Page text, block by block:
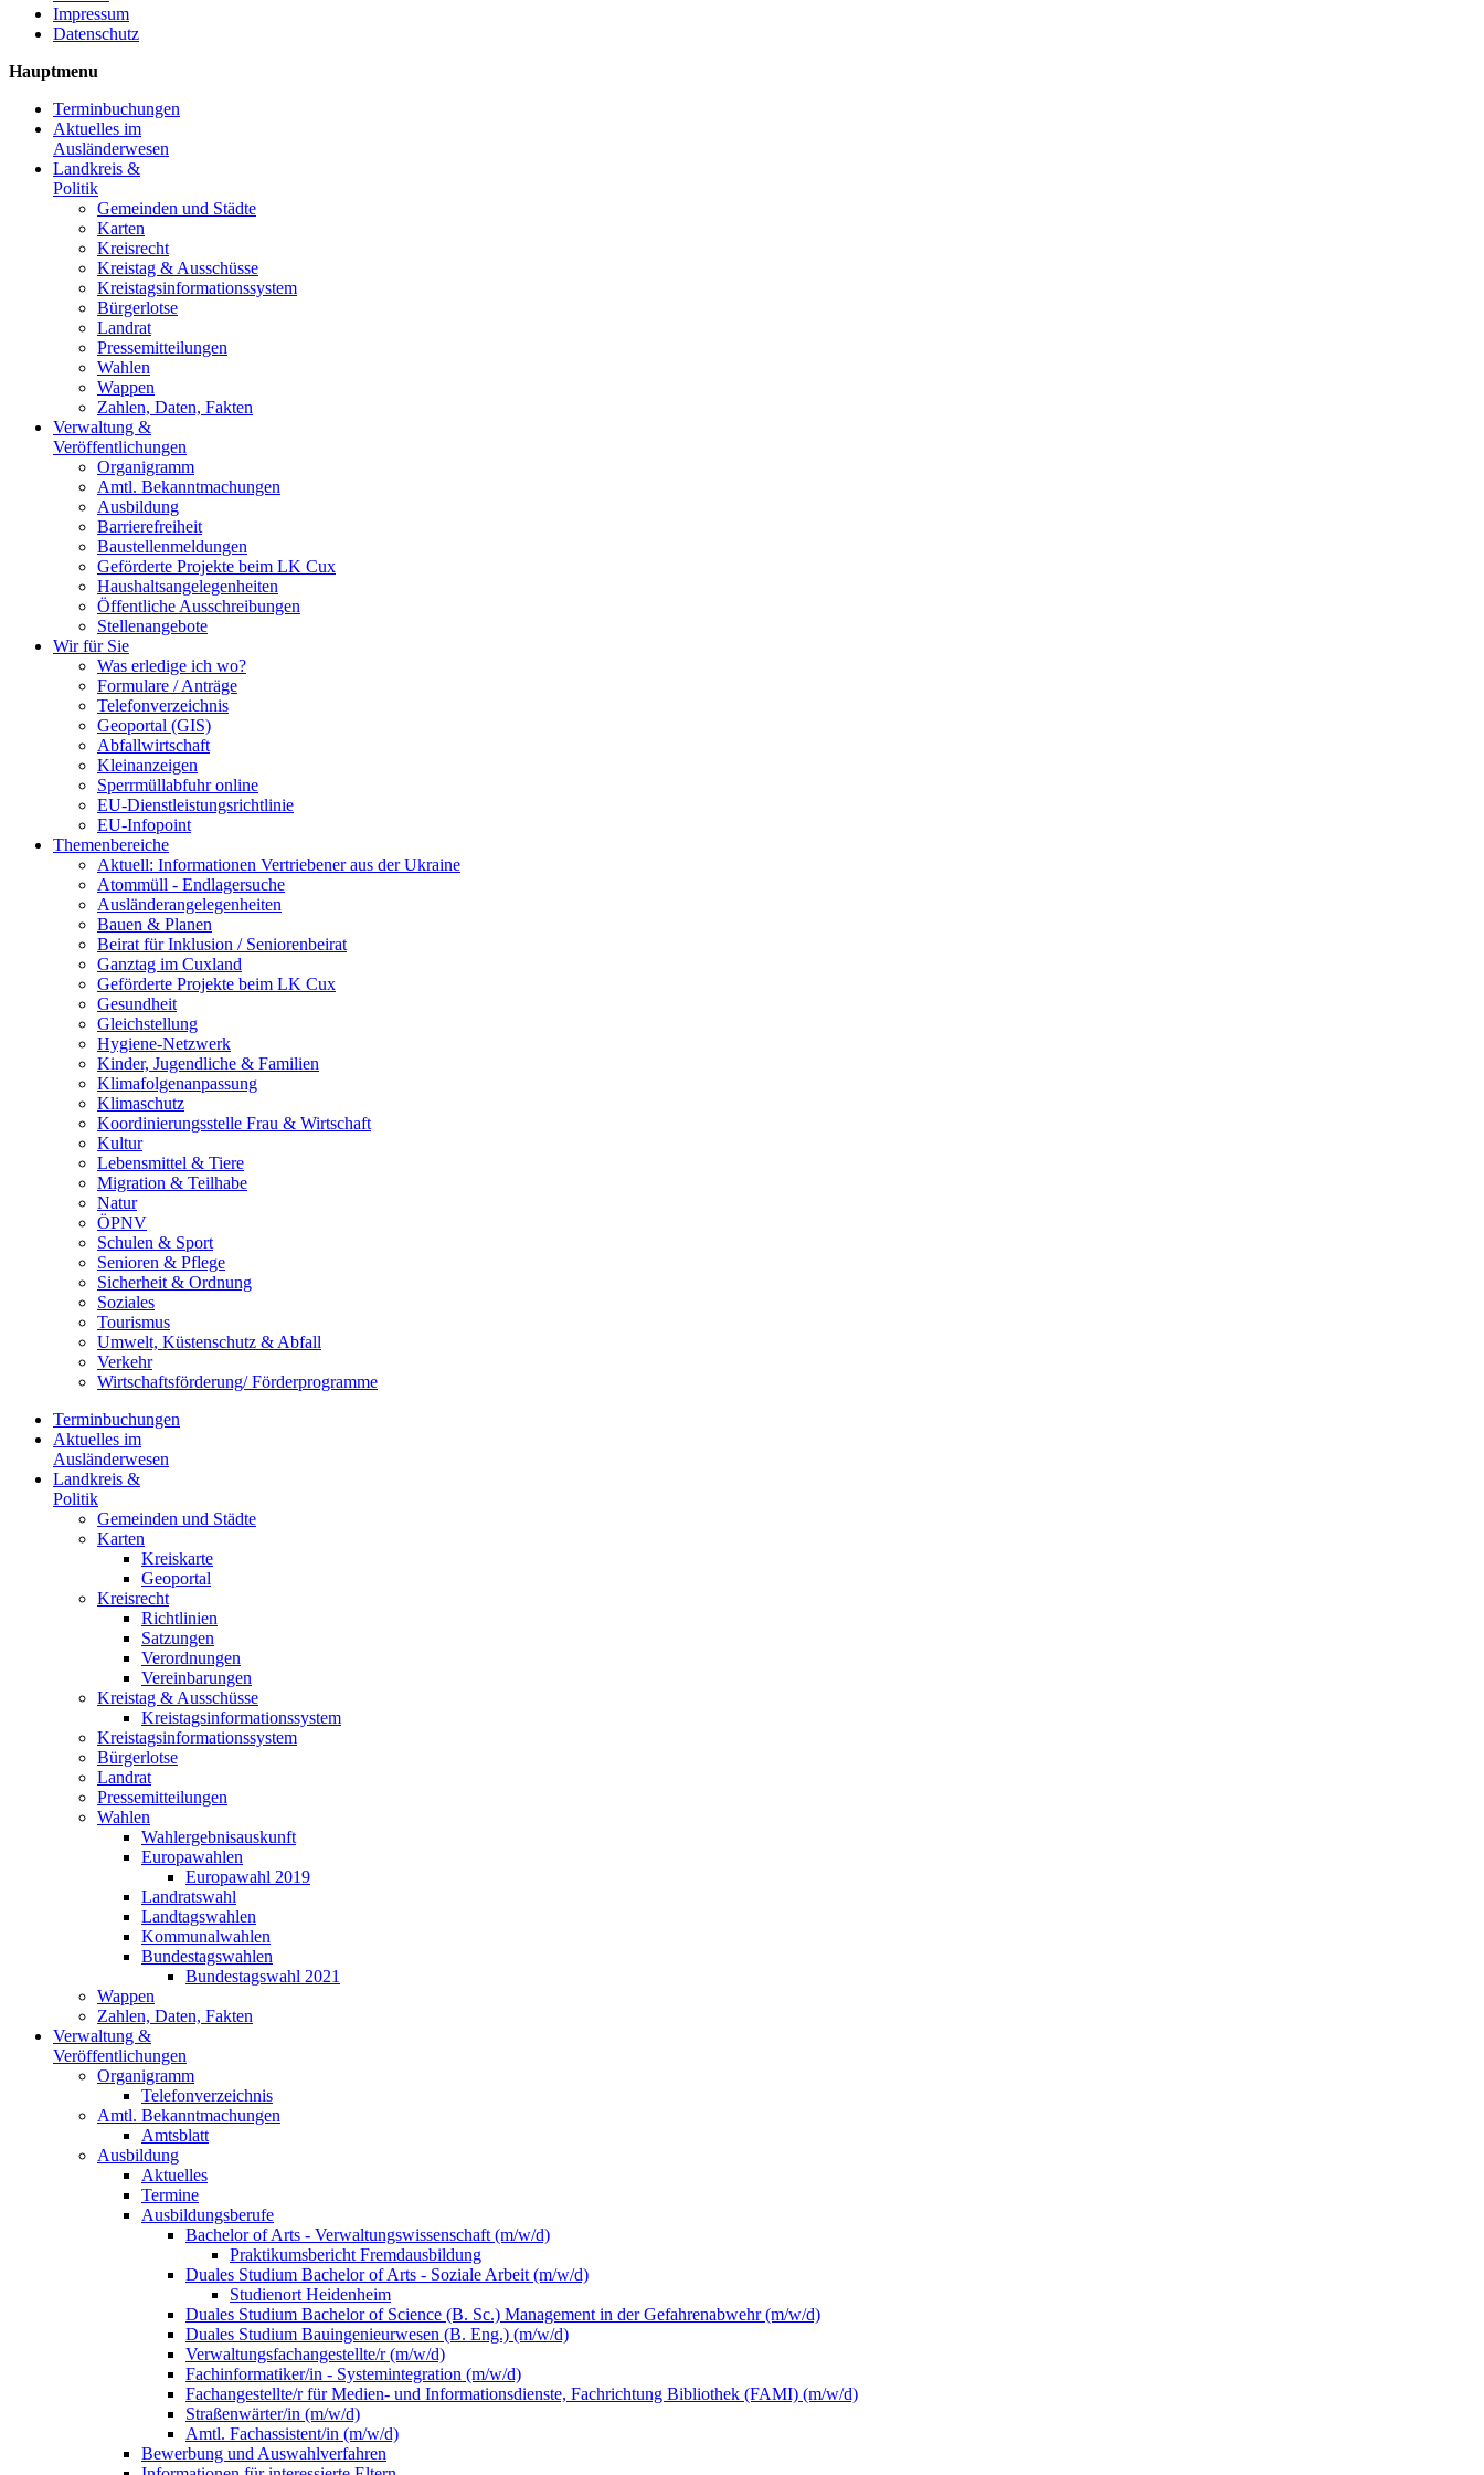
Impressum
Datenschutz
Hauptmenu
Terminbuchungen
Aktuelles im
Ausländerwesen
Landkreis &
Politik
Gemeinden und Städte
Karten
Kreisrecht
Kreistag & Ausschüsse
Kreistagsinformationssystem
Bürgerlotse
Landrat
Pressemitteilungen
Wahlen
Wappen
Zahlen, Daten, Fakten
Verwaltung &
Veröffentlichungen
Organigramm
Amtl. Bekanntmachungen
Ausbildung
Barrierefreiheit
Baustellenmeldungen
Geförderte Projekte beim LK Cux
Haushaltsangelegenheiten
Öffentliche Ausschreibungen
Stellenangebote
Wir für Sie
Was erledige ich wo?
Formulare / Anträge
Telefonverzeichnis
Geoportal (GIS)
Abfallwirtschaft
Kleinanzeigen
Sperrmüllabfuhr online
EU-Dienstleistungsrichtlinie
EU-Infopoint
Themenbereiche
Aktuell: Informationen Vertriebener aus der Ukraine
Atommüll - Endlagersuche
Ausländerangelegenheiten
Bauen & Planen
Beirat für Inklusion / Seniorenbeirat
Ganztag im Cuxland
Geförderte Projekte beim LK Cux
Gesundheit
Gleichstellung
Hygiene-Netzwerk
Kinder, Jugendliche & Familien
Klimafolgenanpassung
Klimaschutz
Koordinierungsstelle Frau & Wirtschaft
Kultur
Lebensmittel & Tiere
Migration & Teilhabe
Natur
ÖPNV
Schulen & Sport
Senioren & Pflege
Sicherheit & Ordnung
Soziales
Tourismus
Umwelt, Küstenschutz & Abfall
Verkehr
Wirtschaftsförderung/ Förderprogramme
Terminbuchungen
Aktuelles im
Ausländerwesen
Landkreis &
Politik
Gemeinden und Städte
Karten
Kreiskarte
Geoportal
Kreisrecht
Richtlinien
Satzungen
Verordnungen
Vereinbarungen
Kreistag & Ausschüsse
Kreistagsinformationssystem
Kreistagsinformationssystem
Bürgerlotse
Landrat
Pressemitteilungen
Wahlen
Wahlergebnisauskunft
Europawahlen
Europawahl 2019
Landratswahl
Landtagswahlen
Kommunalwahlen
Bundestagswahlen
Bundestagswahl 2021
Wappen
Zahlen, Daten, Fakten
Verwaltung &
Veröffentlichungen
Organigramm
Telefonverzeichnis
Amtl. Bekanntmachungen
Amtsblatt
Ausbildung
Aktuelles
Termine
Ausbildungsberufe
Bachelor of Arts - Verwaltungswissenschaft (m/w/d)
Praktikumsbericht Fremdausbildung
Duales Studium Bachelor of Arts - Soziale Arbeit (m/w/d)
Studienort Heidenheim
Duales Studium Bachelor of Science (B. Sc.) Management in der Gefahrenabwehr (m/w/d)
Duales Studium Bauingenieurwesen (B. Eng.) (m/w/d)
Verwaltungsfachangestellte/r (m/w/d)
Fachinformatiker/in - Systemintegration (m/w/d)
Fachangestellte/r für Medien- und Informationsdienste, Fachrichtung Bibliothek (FAMI) (m/w/d)
Straßenwärter/in (m/w/d)
Amtl. Fachassistent/in (m/w/d)
Bewerbung und Auswahlverfahren